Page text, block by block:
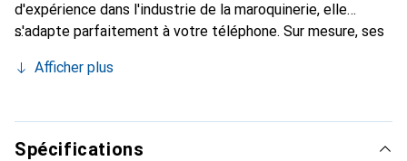
d'expérience dans l'industrie de la maroquinerie, elle
s'adapte parfaitement à votre téléphone. Sur mesure, ses
Elle devient l'accessoire chic et indispensable pour votre
produits de haute qualité, la marque Noreve est un choix
fiable pour une clientèle exigeante.
Afficher plus
Spécifications